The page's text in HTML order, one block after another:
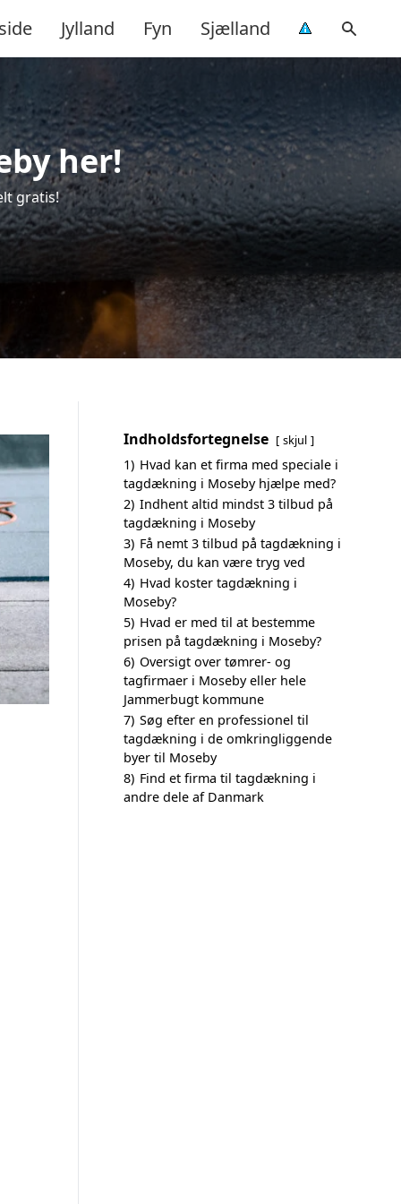
Jylland Fyn Sjælland
her!
gratis!
Indholdsfortegnelse skjul
1) Hvad kan et firma med speciale i
tagdækning i Moseby hjælpe med?
2) Indhent altid mindst 3 tilbud på
tagdækning i Moseby
3) Få nemt 3 tilbud på tagdækning i
Moseby, du kan være tryg ved
4) Hvad koster tagdækning i
Moseby?
5) Hvad er med til at bestemme
prisen på tagdækning i Moseby?
6) Oversigt over tømrer- og
tagfirmaer i Moseby eller hele
Jammerbugt kommune
7) Søg efter en professionel til
tagdækning i de omkringliggende
byer til Moseby
8) Find et firma til tagdækning i
andre dele af Danmark